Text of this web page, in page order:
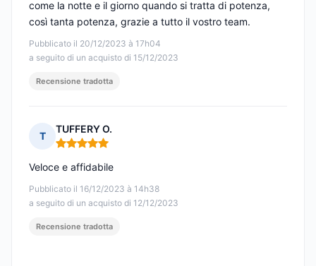
Pubblicato il 20/12/2023 à 17h04
a seguito di un acquisto di 15/12/2023
come la notte e il giorno quando si tratta di potenza,
così tanta potenza, grazie a tutto il vostro team.
Recensione tradotta
T
TUFFERY O.
Nota: 5 su 5
Pubblicato il 16/12/2023 à 14h38
a seguito di un acquisto di 12/12/2023
Veloce e affidabile
Recensione tradotta